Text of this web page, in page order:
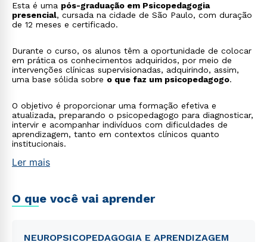
Esta é uma pós-graduação em Psicopedagogia
presencial, cursada na cidade de São Paulo, com duração
de 12 meses e certificado.
Durante o curso, os alunos têm a oportunidade de colocar
em prática os conhecimentos adquiridos, por meio de
intervenções clínicas supervisionadas, adquirindo, assim,
uma base sólida sobre o que faz um psicopedagogo.
O objetivo é proporcionar uma formação efetiva e
atualizada, preparando o psicopedagogo para diagnosticar,
intervir e acompanhar indivíduos com dificuldades de
aprendizagem, tanto em contextos clínicos quanto
institucionais.
Ler mais
O que você vai aprender
NEUROPSICOPEDAGOGIA E APRENDIZAGEM